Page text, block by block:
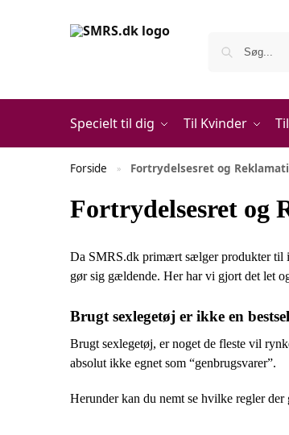
Specielt til dig Til Kvinder
Forside » Fortrydelsesret og
Fortrydelsesret og
Da SMRS.dk primært sælger produkter til
gør sig gældende. Her har vi gjort det let
Brugt sexlegetøj er ikke en
Brugt sexlegetøj, er noget de fleste vil
absolut ikke egnet som “genbrugsvarer”.
Herunder kan du nemt se hvilke regler